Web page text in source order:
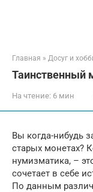
Главная » Досуг и
Таинственный
На чтение: 6 мин
Вы когда-нибудь
старых монетах?
нумизматика, –
сочетает в себе
По данным